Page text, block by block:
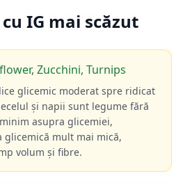
IG mai scăzut
Zucchini, Turnips
glicemic moderat spre ridicat
și napii sunt legume fără
asupra glicemiei,
mult mai mică,
volum și fibre.